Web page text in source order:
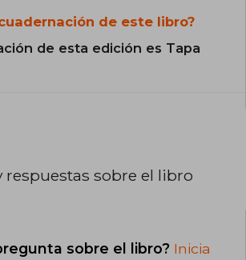
de este libro?
de esta edición es Tapa
respuestas sobre el libro
sobre el libro? Inicia